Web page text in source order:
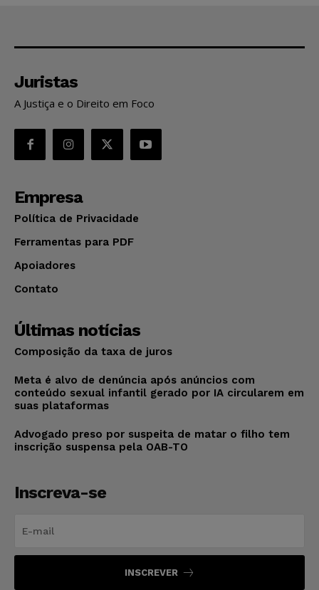
Juristas
A Justiça e o Direito em Foco
Empresa
Política de Privacidade
Ferramentas para PDF
Apoiadores
Contato
Últimas notícias
Composição da taxa de juros
Meta é alvo de denúncia após anúncios com
conteúdo sexual infantil gerado por IA circularem em
suas plataformas
Advogado preso por suspeita de matar o filho tem
inscrição suspensa pela OAB-TO
Inscreva-se
INSCREVER